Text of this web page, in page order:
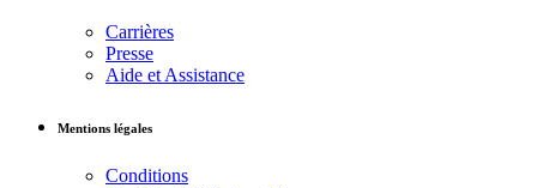
Carrières
Presse
Aide et Assistance
Mentions légales
Conditions